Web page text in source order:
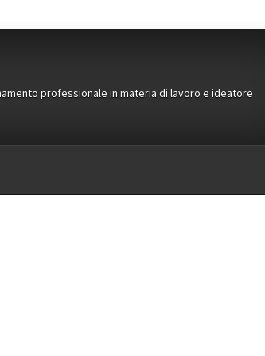
professionale in materia di lavoro e ideatore